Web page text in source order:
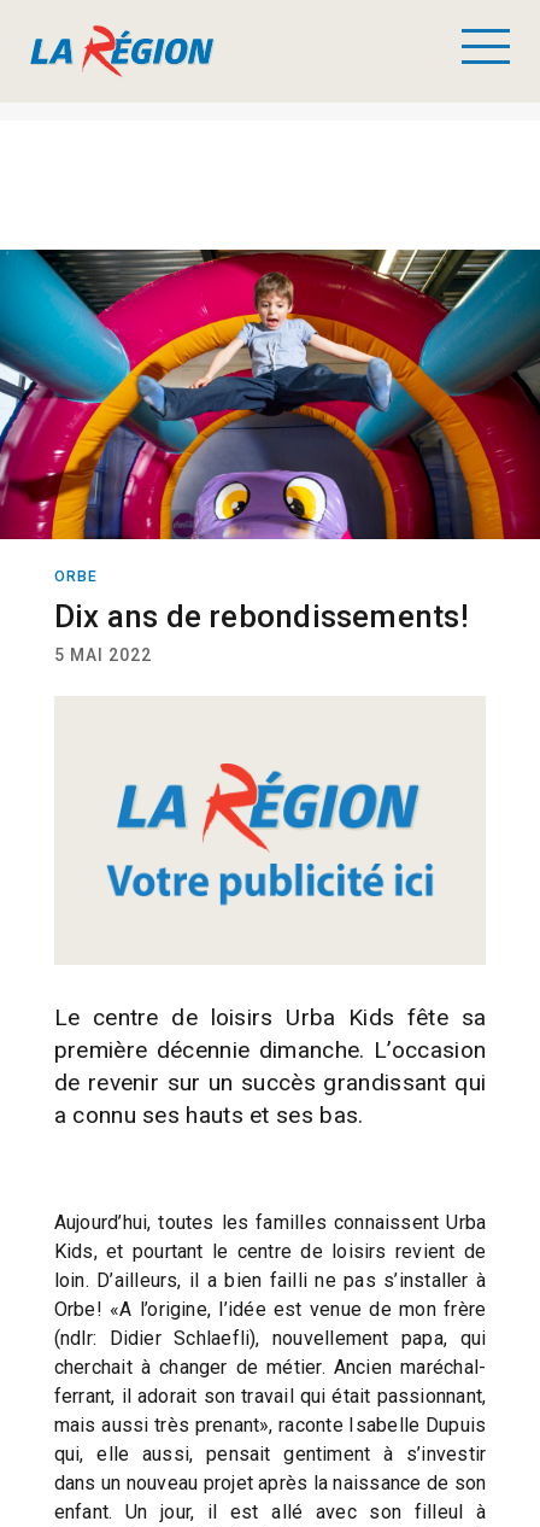
ORBE
Dix ans de rebondissements!
5 MAI 2022
Le centre de loisirs Urba Kids fête sa
première décennie dimanche. L’occasion
de revenir sur un succès grandissant qui
a connu ses hauts et ses bas.
Aujourd’hui, toutes les familles connaissent Urba
Kids, et pourtant le centre de loisirs revient de
loin. D’ailleurs, il a bien failli ne pas s’installer à
Orbe! «A l’origine, l’idée est venue de mon frère
(ndlr: Didier Schlaefli), nouvellement papa, qui
cherchait à changer de métier. Ancien maréchal-
ferrant, il adorait son travail qui était passionnant,
mais aussi très prenant», raconte Isabelle Dupuis
qui, elle aussi, pensait gentiment à s’investir
dans un nouveau projet après la naissance de son
enfant. Un jour, il est allé avec son filleul à